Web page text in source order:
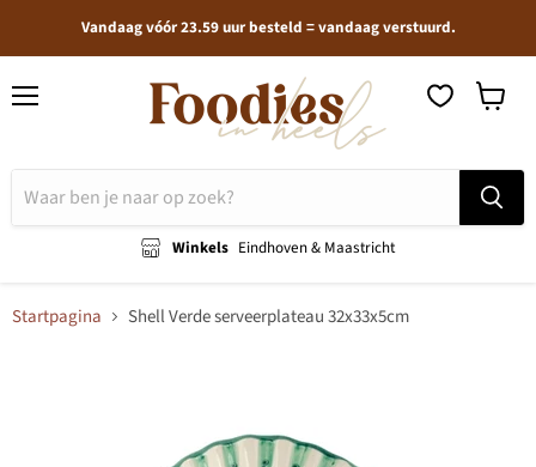
Vandaag vóór 23.59 uur besteld = vandaag verstuurd.
Winkels Eindhoven & Maastricht
Startpagina Shell Verde serveerplateau 32x33x5cm